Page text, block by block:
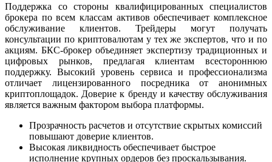
Поддержка со стороны квалифицированных специалистов
брокера по всем классам активов обеспечивает комплексное
обслуживание клиентов. Трейдеры могут получать
консультации по криптовалютам у тех же экспертов, что и по
акциям. БКС-брокер объединяет экспертизу традиционных и
цифровых рынков, предлагая клиентам всестороннюю
поддержку. Высокий уровень сервиса и профессионализма
отличает лицензированного посредника от анонимных
криптоплощадок. Доверие к бренду и качеству обслуживания
является важным фактором выбора платформы.
Прозрачность расчетов и отсутствие скрытых комиссий
повышают доверие клиентов.
Высокая ликвидность обеспечивает быстрое
исполнение крупных ордеров без проскальзывания.